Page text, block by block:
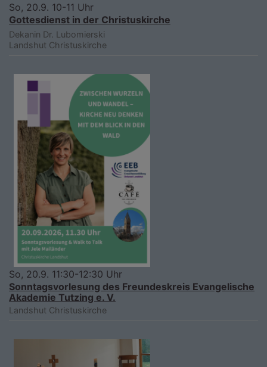
So, 20.9. 10-11 Uhr
Gottesdienst in der Christuskirche
Dekanin Dr. Lubomierski
Landshut Christuskirche
So, 20.9. 11:30-12:30 Uhr
Sonntagsvorlesung des Freundeskreis Evangelische
Akademie Tutzing e. V.
Landshut Christuskirche